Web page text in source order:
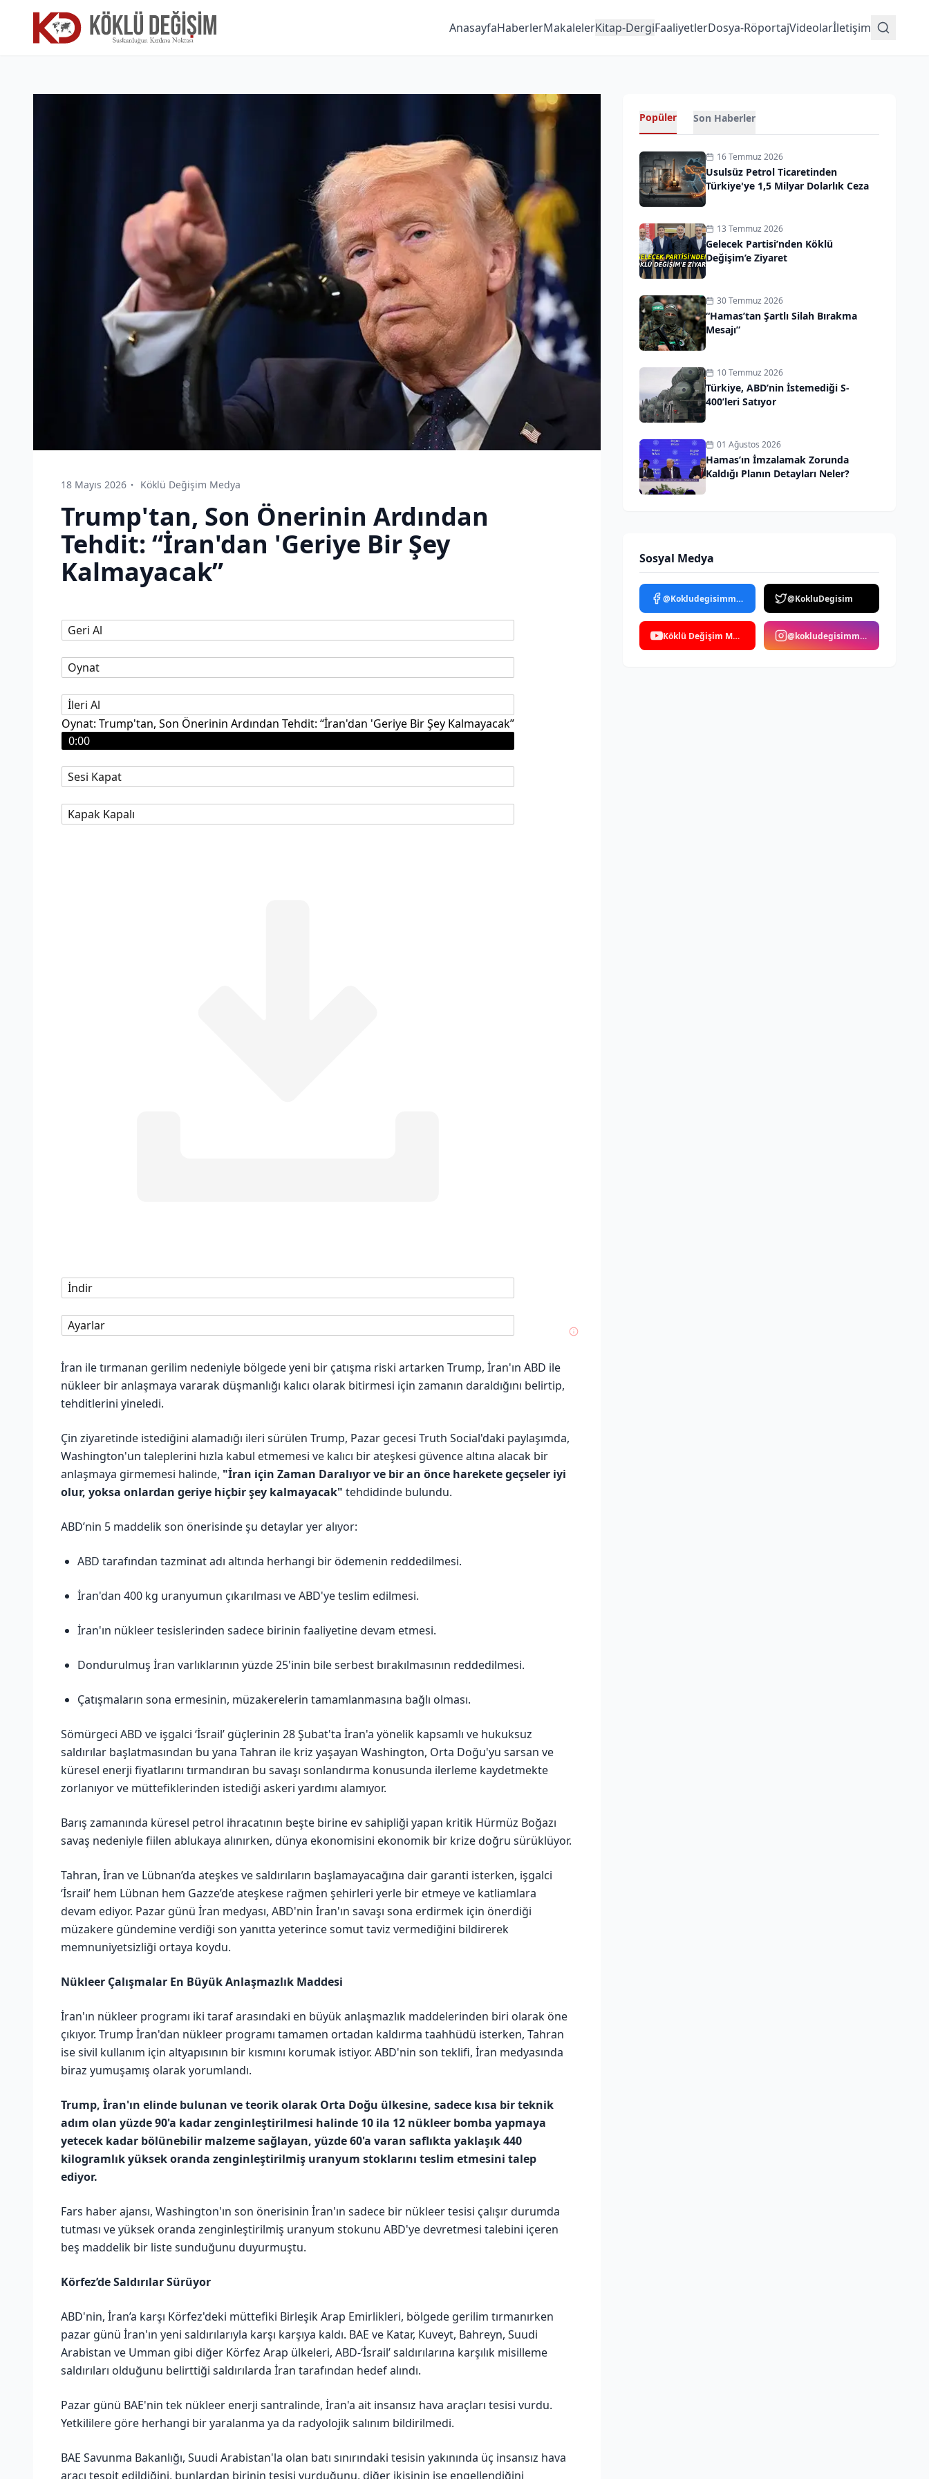
AnasayfaHaberlerMakalelerKitap-DergiFaaliyetlerDosya-RöportajVideolarİletişim
18 Mayıs 2026 Köklü Değişim Medya
Trump'tan, Son Önerinin Ardından
Tehdit: “İran'dan 'Geriye Bir Şey
Kalmayacak”
Geri Al
Oynat
İleri Al
Oynat: Trump'tan, Son Önerinin Ardından Tehdit: “İran'dan 'Geriye Bir Şey Kalmayacak”
0:00
Sesi Kapat
Kapak Kapalı
İndir
Ayarlar
İran ile tırmanan gerilim nedeniyle bölgede yeni bir çatışma riski artarken Trump, İran'ın ABD ile
nükleer bir anlaşmaya vararak düşmanlığı kalıcı olarak bitirmesi için zamanın daraldığını belirtip,
tehditlerini yineledi.
Çin ziyaretinde istediğini alamadığı ileri sürülen Trump, Pazar gecesi Truth Social'daki paylaşımda,
Washington'un taleplerini hızla kabul etmemesi ve kalıcı bir ateşkesi güvence altına alacak bir
anlaşmaya girmemesi halinde, "İran için Zaman Daralıyor ve bir an önce harekete geçseler iyi
olur, yoksa onlardan geriye hiçbir şey kalmayacak" tehdidinde bulundu.
ABD’nin 5 maddelik son önerisinde şu detaylar yer alıyor:
ABD tarafından tazminat adı altında herhangi bir ödemenin reddedilmesi.
İran'dan 400 kg uranyumun çıkarılması ve ABD'ye teslim edilmesi.
İran'ın nükleer tesislerinden sadece birinin faaliyetine devam etmesi.
Dondurulmuş İran varlıklarının yüzde 25'inin bile serbest bırakılmasının reddedilmesi.
Çatışmaların sona ermesinin, müzakerelerin tamamlanmasına bağlı olması.
Sömürgeci ABD ve işgalci ‘İsrail’ güçlerinin 28 Şubat'ta İran'a yönelik kapsamlı ve hukuksuz
saldırılar başlatmasından bu yana Tahran ile kriz yaşayan Washington, Orta Doğu'yu sarsan ve
küresel enerji fiyatlarını tırmandıran bu savaşı sonlandırma konusunda ilerleme kaydetmekte
zorlanıyor ve müttefiklerinden istediği askeri yardımı alamıyor.
Barış zamanında küresel petrol ihracatının beşte birine ev sahipliği yapan kritik Hürmüz Boğazı
savaş nedeniyle fiilen ablukaya alınırken, dünya ekonomisini ekonomik bir krize doğru sürüklüyor.
Tahran, İran ve Lübnan’da ateşkes ve saldırıların başlamayacağına dair garanti isterken, işgalci
‘İsrail’ hem Lübnan hem Gazze’de ateşkese rağmen şehirleri yerle bir etmeye ve katliamlara
devam ediyor. Pazar günü İran medyası, ABD'nin İran'ın savaşı sona erdirmek için önerdiği
müzakere gündemine verdiği son yanıtta yeterince somut taviz vermediğini bildirerek
memnuniyetsizliği ortaya koydu.
Nükleer Çalışmalar En Büyük Anlaşmazlık Maddesi
İran'ın nükleer programı iki taraf arasındaki en büyük anlaşmazlık maddelerinden biri olarak öne
çıkıyor. Trump İran'dan nükleer programı tamamen ortadan kaldırma taahhüdü isterken, Tahran
ise sivil kullanım için altyapısının bir kısmını korumak istiyor. ABD'nin son teklifi, İran medyasında
biraz yumuşamış olarak yorumlandı.
Trump, İran'ın elinde bulunan ve teorik olarak Orta Doğu ülkesine, sadece kısa bir teknik
adım olan yüzde 90'a kadar zenginleştirilmesi halinde 10 ila 12 nükleer bomba yapmaya
yetecek kadar bölünebilir malzeme sağlayan, yüzde 60'a varan saflıkta yaklaşık 440
kilogramlık yüksek oranda zenginleştirilmiş uranyum stoklarını teslim etmesini talep
ediyor.
Fars haber ajansı, Washington'ın son önerisinin İran'ın sadece bir nükleer tesisi çalışır durumda
tutması ve yüksek oranda zenginleştirilmiş uranyum stokunu ABD'ye devretmesi talebini içeren
beş maddelik bir liste sunduğunu duyurmuştu.
Körfez’de Saldırılar Sürüyor
ABD'nin, İran’a karşı Körfez'deki müttefiki Birleşik Arap Emirlikleri, bölgede gerilim tırmanırken
pazar günü İran'ın yeni saldırılarıyla karşı karşıya kaldı. BAE ve Katar, Kuveyt, Bahreyn, Suudi
Arabistan ve Umman gibi diğer Körfez Arap ülkeleri, ABD-‘İsrail’ saldırılarına karşılık misilleme
saldırıları olduğunu belirttiği saldırılarda İran tarafından hedef alındı.
Pazar günü BAE'nin tek nükleer enerji santralinde, İran'a ait insansız hava araçları tesisi vurdu.
Yetkililere göre herhangi bir yaralanma ya da radyolojik salınım bildirilmedi.
BAE Savunma Bakanlığı, Suudi Arabistan'la olan batı sınırındaki tesisin yakınında üç insansız hava
aracı tespit edildiğini, bunlardan birinin tesisi vurduğunu, diğer ikisinin ise engellendiğini
Popüler Son Haberler
16 Temmuz 2026
Usulsüz Petrol Ticaretinden
Türkiye'ye 1,5 Milyar Dolarlık Ceza
13 Temmuz 2026
Gelecek Partisi’nden Köklü
Değişim’e Ziyaret
30 Temmuz 2026
“Hamas’tan Şartlı Silah Bırakma
Mesajı”
10 Temmuz 2026
Türkiye, ABD’nin İstemediği S-
400’leri Satıyor
01 Ağustos 2026
Hamas’ın İmzalamak Zorunda
Kaldığı Planın Detayları Neler?
Sosyal Medya
@Kokludegisimmedya @KokluDegisim
Köklü Değişim Medya @kokludegisimmedya